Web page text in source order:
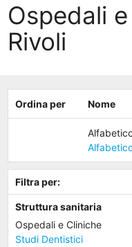
Ospedali
Rivoli
Ordina per Nome
Filtra per:
Struttura sanitaria
Ospedali e Cliniche
Studi Dentistici